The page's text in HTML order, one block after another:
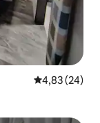
Classificação
4,83 (24)